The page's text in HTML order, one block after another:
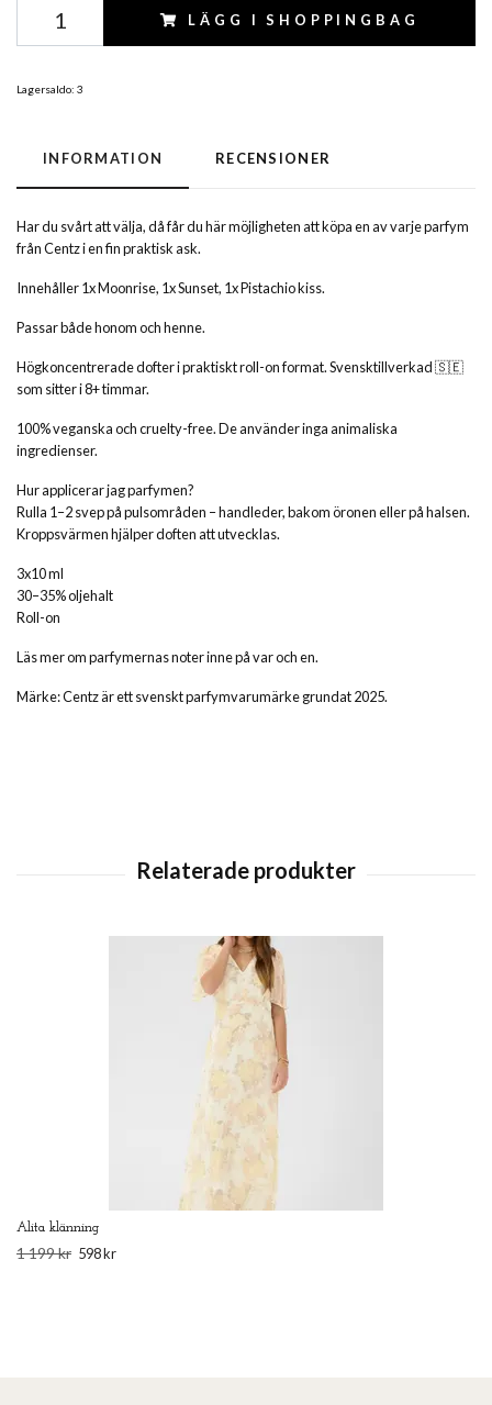
LÄGG I SHOPPINGBAG
Lagersaldo: 3
INFORMATION RECENSIONER
Har du svårt att välja, då får du här möjligheten att köpa en av varje parfym
från Centz i en fin praktisk ask.
Innehåller 1x Moonrise, 1x Sunset, 1x Pistachio kiss.
Passarbåde honom och henne.
Högkoncentrerade dofter i praktiskt roll-on format. Svensktillverkad 🇸🇪
som sitter i 8+ timmar.
100% veganska och cruelty-free. De använder inga animaliska
ingredienser.
Hur applicerar jag parfymen?
Rulla 1–2 svep på pulsområden – handleder, bakom öronen eller på halsen.
Kroppsvärmen hjälper doften att utvecklas.
3x10 ml
30–35% oljehalt
Roll-on
Läs mer om parfymernas noter inne på var och en.
Märke: Centz är ett svenskt parfymvarumärke grundat 2025.
Alita klänning
1 199 kr 598 kr